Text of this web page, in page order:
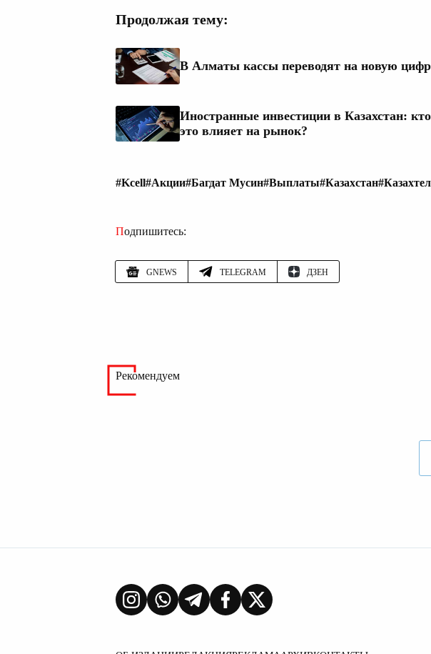
Продолжая тему:
В Алматы кассы переводят на новую
Иностранные инвестиции в Казахстан:
это влияет на рынок?
#Kcell#Акции#Багдат Мусин#Выплаты#Казахстан
Подпишитесь:
GNEWS TELEGRAM ДЗЕН
Рекомендуем